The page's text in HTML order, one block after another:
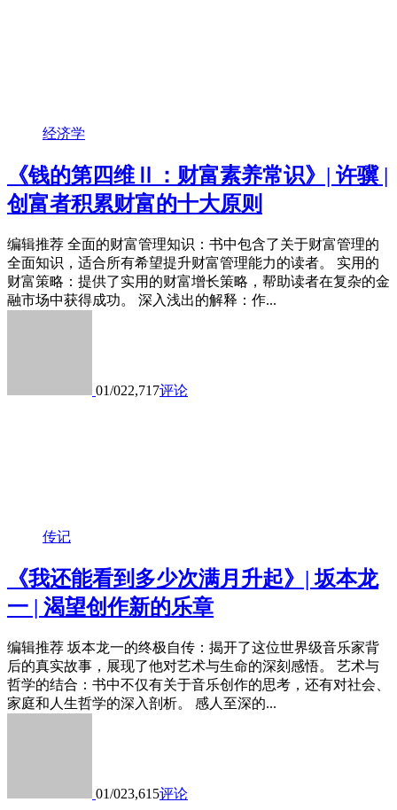
经济学
《钱的第四维Ⅱ：财富素养常识》| 许骥 |
创富者积累财富的十大原则
编辑推荐 全面的财富管理知识：书中包含了关于财富管理的
全面知识，适合所有希望提升财富管理能力的读者。 实用的
财富策略：提供了实用的财富增长策略，帮助读者在复杂的金
融市场中获得成功。 深入浅出的解释：作...
01/022,717评论
传记
《我还能看到多少次满月升起》| 坂本龙
一 | 渴望创作新的乐章
编辑推荐 坂本龙一的终极自传：揭开了这位世界级音乐家背
后的真实故事，展现了他对艺术与生命的深刻感悟。 艺术与
哲学的结合：书中不仅有关于音乐创作的思考，还有对社会、
家庭和人生哲学的深入剖析。 感人至深的...
01/023,615评论